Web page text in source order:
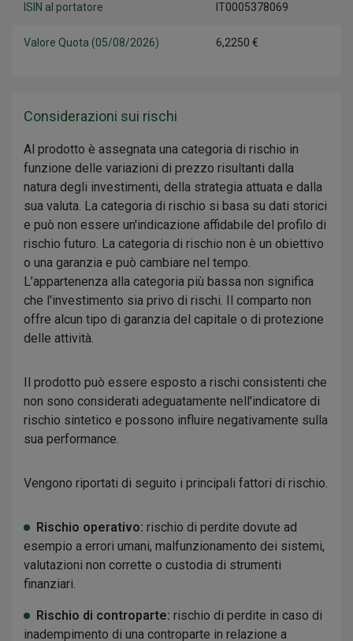
ISIN al portatore IT0005378069
Valore Quota (05/08/2026) 6,2250 €
Considerazioni sui rischi
Al prodotto è assegnata una categoria di rischio in
funzione delle variazioni di prezzo risultanti dalla
natura degli investimenti, della strategia attuata e dalla
sua valuta. La categoria di rischio si basa su dati storici
e può non essere un'indicazione affidabile del profilo di
rischio futuro. La categoria di rischio non è un obiettivo
o una garanzia e può cambiare nel tempo.
L’appartenenza alla categoria più bassa non significa
che l'investimento sia privo di rischi. Il comparto non
offre alcun tipo di garanzia del capitale o di protezione
delle attività.
Il prodotto può essere esposto a rischi consistenti che
non sono considerati adeguatamente nell'indicatore di
rischio sintetico e possono influire negativamente sulla
sua performance.
Vengono riportati di seguito i principali fattori di rischio.
Rischio operativo: rischio di perdite dovute ad
esempio a errori umani, malfunzionamento dei sistemi,
valutazioni non corrette o custodia di strumenti
finanziari.
Rischio di controparte: rischio di perdite in caso di
inadempimento di una controparte in relazione a